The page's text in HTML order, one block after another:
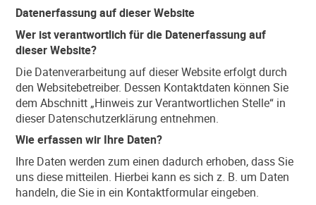
Datenerfassung auf dieser Website
Wer ist verantwortlich für die Datenerfassung auf
dieser Website?
Die Datenverarbeitung auf dieser Website erfolgt durch
den Websitebetreiber. Dessen Kontaktdaten können Sie
dem Abschnitt „Hinweis zur Verantwortlichen Stelle“ in
dieser Datenschutzerklärung entnehmen.
Wie erfassen wir Ihre Daten?
Ihre Daten werden zum einen dadurch erhoben, dass Sie
uns diese mitteilen. Hierbei kann es sich z. B. um Daten
handeln, die Sie in ein Kontaktformular eingeben.